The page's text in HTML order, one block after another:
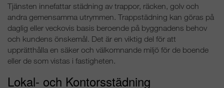
Tjänsten innefattar städning av trappor, räcken, golv och
andra gemensamma utrymmen. Trappstädning kan göras på
daglig eller veckovis basis beroende på byggnadens behov
och kundens önskemål. Det är en viktig del för att
upprätthålla en säker och välkomnande miljö för de boende
eller de som vistas i fastigheten.
Lokal- och Kontorsstädning